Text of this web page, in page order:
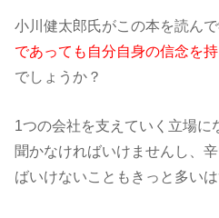
小川健太郎氏がこの本を読ん
であっても自分自身の信念を
でしょうか？
1つの会社を支えていく立場に
聞かなければいけませんし、
ばいけないこともきっと多いは